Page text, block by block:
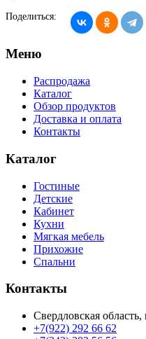
Поделиться:
Меню
Распродажа
Каталог
Обзор продуктов
Доставка и оплата
Контакты
Каталог
Гостиные
Детские
Кабинет
Кухни
Мягкая мебель
Прихожие
Спальни
Контакты
Свердловская
+7(922) 292 66 62